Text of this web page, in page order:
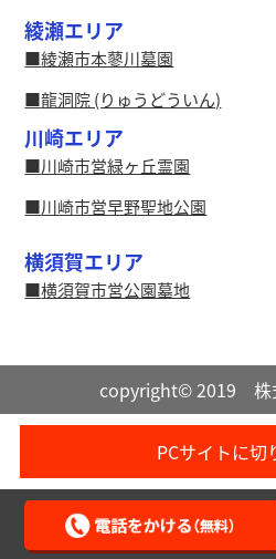
綾瀬エリア
綾瀬市本蓼川墓園
龍洞院 (りゅうどういん)
川崎エリア
川崎市営緑ヶ丘霊園
川崎市営早野聖地公園
横須賀エリア
横須賀市営公園墓地
copyright© 2019 株
PCサイトに切